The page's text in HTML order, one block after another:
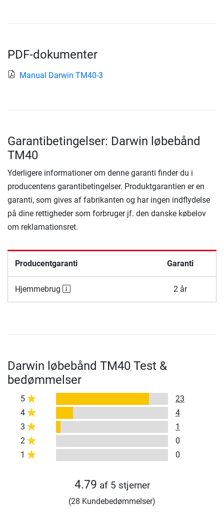
PDF-dokumenter
Manual Darwin TM40-3
Garantibetingelser: Darwin løbebånd
TM40
Yderligere informationer om denne garanti finder du i
producentens garantibetingelser. Produktgarantien er en
garanti, som gives af fabrikanten og har ingen indflydelse
på dine rettigheder som forbruger jf. den danske købelov
om reklamationsret.
Producentgaranti Garanti
Hjemmebrug 2 år
Darwin løbebånd TM40 Test &
bedømmelser
5
23
4
4
3
1
2
0
1
0
4.79 af 5 stjerner
(28 Kundebedømmelser)